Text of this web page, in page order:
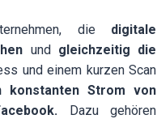
die digitale
und gleichzeitig die
und einem kurzen Scan
konstanten Strom von
Dazu gehören